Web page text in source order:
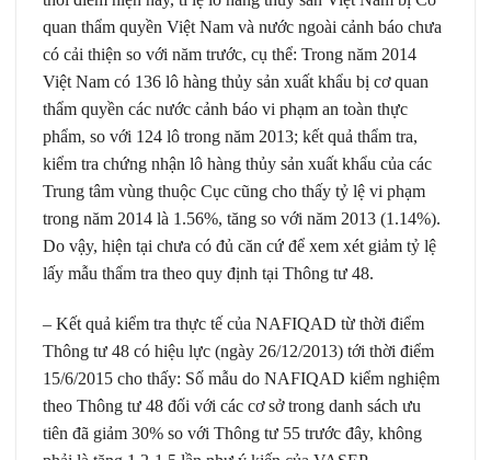
quan thẩm quyền Việt Nam và nước ngoài cảnh báo chưa
có cải thiện so với năm trước, cụ thể: Trong năm 2014
Việt Nam có 136 lô hàng thủy sản xuất khẩu bị cơ quan
thẩm quyền các nước cảnh báo vi phạm an toàn thực
phẩm, so với 124 lô trong năm 2013; kết quả thẩm tra,
kiểm tra chứng nhận lô hàng thủy sản xuất khẩu của các
Trung tâm vùng thuộc Cục cũng cho thấy tỷ lệ vi phạm
trong năm 2014 là 1.56%, tăng so với năm 2013 (1.14%).
Do vậy, hiện tại chưa có đủ căn cứ để xem xét giảm tỷ lệ
lấy mẫu thẩm tra theo quy định tại Thông tư 48.
– Kết quả kiểm tra thực tế của NAFIQAD từ thời điểm
Thông tư 48 có hiệu lực (ngày 26/12/2013) tới thời điểm
15/6/2015 cho thấy: Số mẫu do NAFIQAD kiểm nghiệm
theo Thông tư 48 đối với các cơ sở trong danh sách ưu
tiên đã giảm 30% so với Thông tư 55 trước đây, không